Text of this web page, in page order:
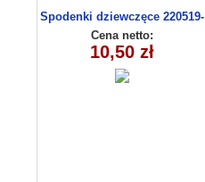
Spodenki dziewczęce 220519-
3 (9-12)
Cena netto:
10,50 zł